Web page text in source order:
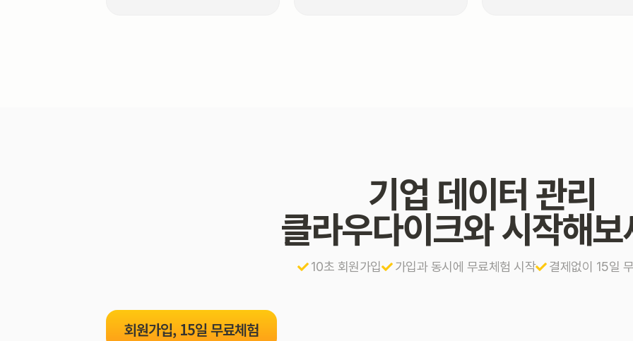
기업 데이터 관리
클라우다이크와 시작해
10초 회원가입 가입과 동시에 무료체험 시작 결제없이 15일
회원가입, 15일 무료체험